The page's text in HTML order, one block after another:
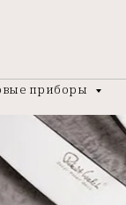
приборы